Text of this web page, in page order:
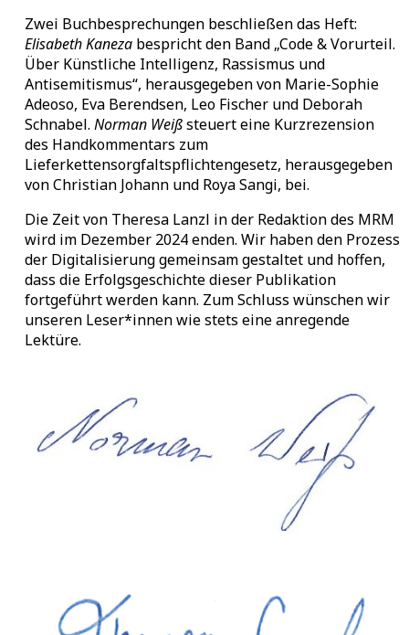
Zwei Buchbesprechungen beschließen das Heft:
Elisabeth Kaneza bespricht den Band „Code & Vorurteil.
Über Künstliche Intelligenz, Rassismus und
Antisemitismus“, herausgegeben von Marie-Sophie
Adeoso, Eva Berendsen, Leo Fischer und Deborah
Schnabel.Norman Weißsteuert eine Kurzrezension
des Handkommentars zum
Lieferkettensorgfaltspflichtengesetz, herausgegeben
von Christian Johann und Roya Sangi, bei.
Die Zeit von Theresa Lanzl in der Redaktion des MRM
wird im Dezember 2024 enden. Wir haben den Prozess
der Digitalisierung gemeinsam gestaltet und hoffen,
dass die Erfolgsgeschichte dieser Publikation
fortgeführt werden kann. Zum Schluss wünschen wir
unseren Leser*innen wie stets eine anregende
Lektüre.